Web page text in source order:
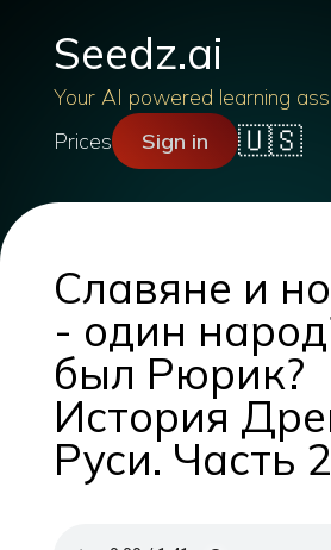
Seedz.ai
Your AI powered learning
Prices
Sign in 🇺🇸
Славяне и
- один
был Рюрик?
История
Руси. Часть 2